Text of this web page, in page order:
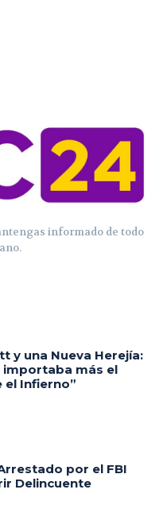
informado de todo
y una Nueva Herejía:
importaba más el
el Infierno”
por el FBI
Delincuente